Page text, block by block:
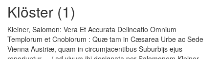
Klöster (1)
Kleiner, Salomon: Vera Et Accurata Delineatio Omnium
Templorum et Cnobiorum : Quæ tam in Cæsarea Urbe ac Sede
Vienna Austriæ, quam in circumjacentibus Suburbijs ejus